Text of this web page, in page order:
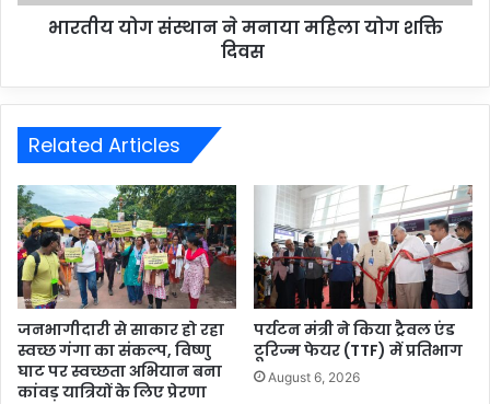
भारतीय योग संस्थान ने मनाया महिला योग शक्ति
दिवस
Related Articles
जनभागीदारी से साकार हो रहा
स्वच्छ गंगा का संकल्प, विष्णु
घाट पर स्वच्छता अभियान बना
कांवड़ यात्रियों के लिए प्रेरणा
पर्यटन मंत्री ने किया ट्रैवल एंड
टूरिज्म फेयर (TTF) में प्रतिभाग
August 6, 2026